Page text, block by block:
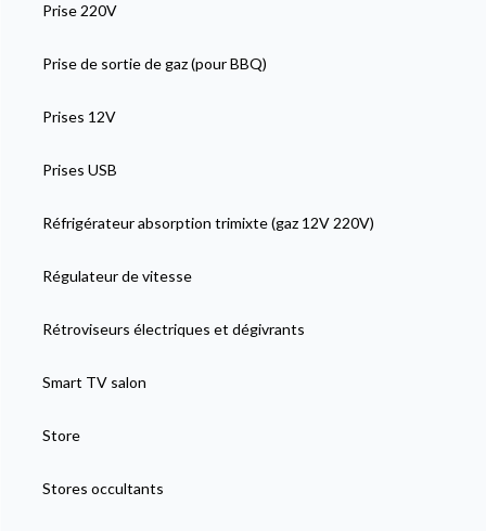
Prise 220V
Prise de sortie de gaz (pour BBQ)
Prises 12V
Prises USB
Réfrigérateur absorption trimixte (gaz 12V 220V)
Régulateur de vitesse
Rétroviseurs électriques et dégivrants
Smart TV salon
Store
Stores occultants